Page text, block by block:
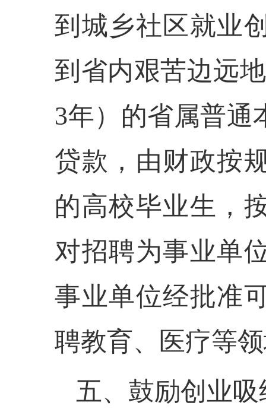
到城乡社区就业
到省内艰苦边远
3年）的省属普通
贷款，由财政按
的高校毕业生，
对招聘为事业单
事业单位经批准
聘教育、医疗等
五、鼓励创业